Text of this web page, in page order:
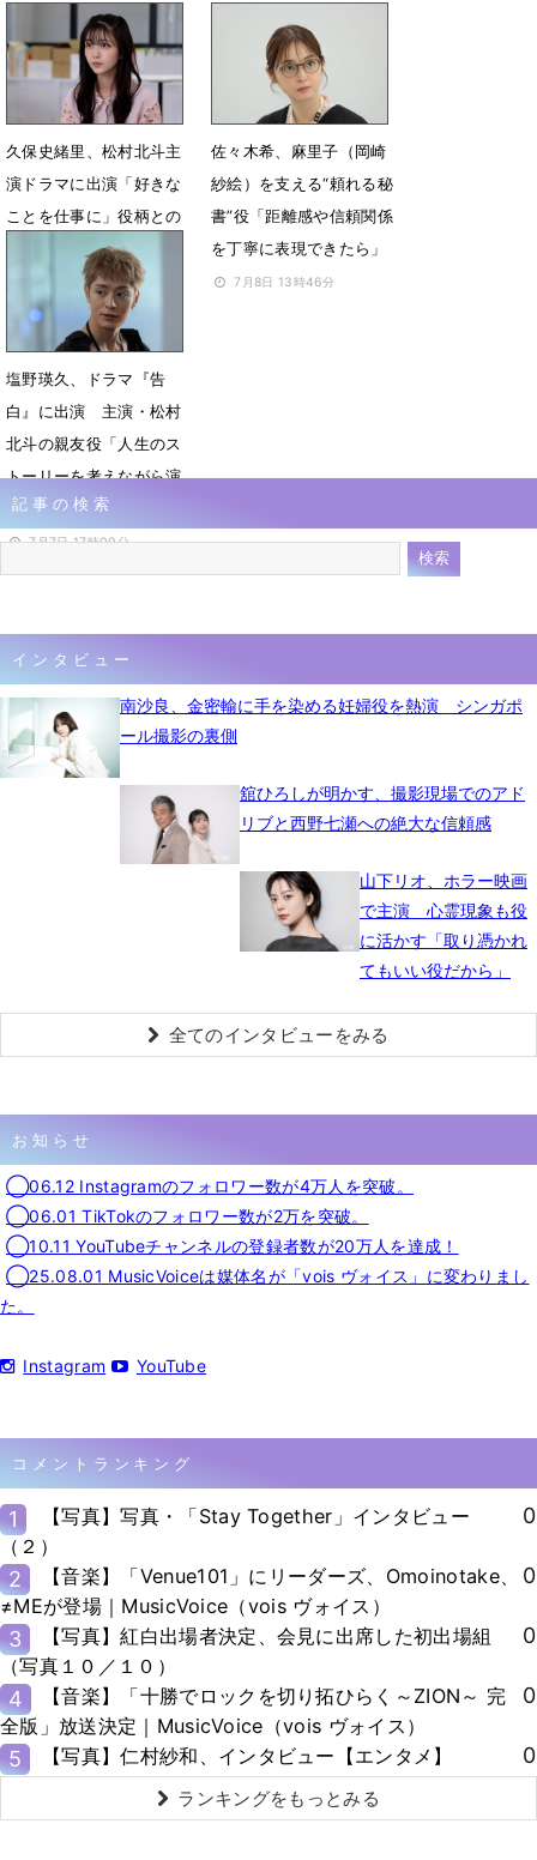
話あらすじ＆新場面写真
公開
7月11日 12時45分
の思い語る
7月9日 20時00分
久保史緒里、松村北斗主
演ドラマに出演「好きな
ことを仕事に」役柄との
共通点を語る
7月9日 06時00分
佐々木希、麻里子（岡崎
紗絵）を支える“頼れる秘
書”役「距離感や信頼関係
を丁寧に表現できたら」
7月8日 13時46分
塩野瑛久、ドラマ『告
白』に出演 主演・松村
北斗の親友役「人生のス
トーリーを考えながら演
じていきたい」
7月7日 17時00分
記事の検索
インタビュー
南沙良、金密輸に手を染める妊婦役を熱演 シンガポ
ール撮影の裏側
舘ひろしが明かす、撮影現場でのアド
リブと西野七瀬への絶大な信頼感
山下リオ、ホラー映画
で主演 心霊現象も役
に活かす「取り憑かれ
てもいい役だから」
全てのインタビューをみる
お知らせ
◯06.12 Instagramのフォロワー数が4万人を突破。
◯06.01 TikTokのフォロワー数が2万を突破。
◯10.11 YouTubeチャンネルの登録者数が20万人を達成！
◯25.08.01 MusicVoiceは媒体名が「vois ヴォイス」に変わりまし
た。
Instagram YouTube
コメントランキング
1
【写真】写真・「Stay Together」インタビュー
（２）
0
2
【音楽】「Venue101」にリーダーズ、Omoinotake、
≠MEが登場｜MusicVoice（vois ヴォイス）
0
3
【写真】紅白出場者決定、会見に出席した初出場組
（写真１０／１０）
0
4
【音楽】「十勝でロックを切り拓ひらく～ZION～ 完
全版」放送決定｜MusicVoice（vois ヴォイス）
0
5 【写真】仁村紗和、インタビュー【エンタメ】 0
ランキングをもっとみる